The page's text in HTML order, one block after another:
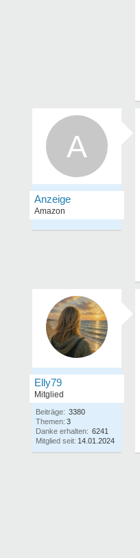
A
Elly79
Mitglied
Beiträge: 3380
Themen: 3
Danke erhalten: 6241
Mitglied seit: 14.01.2024